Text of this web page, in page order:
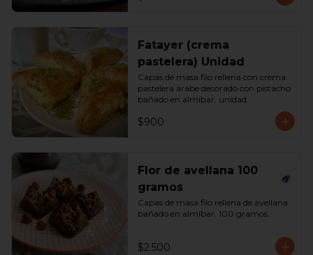
Fatayer (crema
pastelera) Unidad
Capas de masa filo rellena con crema
pastelera árabe decorado con pistacho
bañado en almíbar. unidad
$900
Flor de avellana 100
gramos
Capas de masa filo rellena de avellana
bañado en almíbar. 100 gramos
$2.500